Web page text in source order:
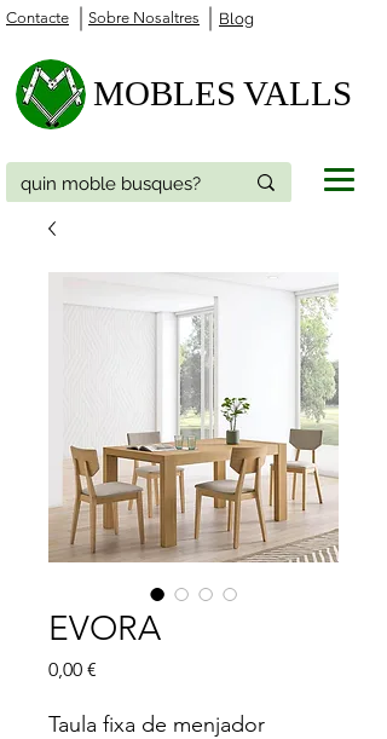
Contacte Blog
Sobre Nosaltres
MOBLES VALLS
EVORA
0,00 €
Taula fixa de menjador